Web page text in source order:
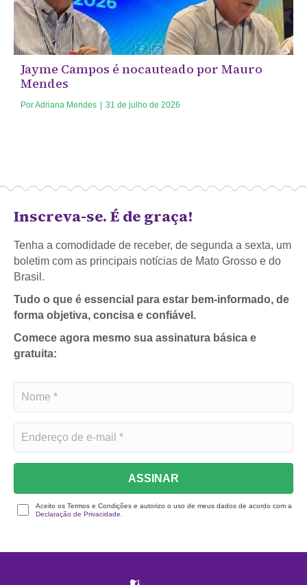
Jayme Campos é nocauteado por Mauro
Mendes
PorAdriana Mendes 31 de julho de 2026
Inscreva-se. É de graça!
Tenha a comodidade de receber, de segunda a sexta, um
boletim com as principais notícias de Mato Grosso e do
Brasil.
Tudo o que é essencial para estar bem-informado, de
forma objetiva, concisa e confiável.
Comece agora mesmo sua assinatura básica e
gratuita:
ASSINAR
Aceito os Termos e Condições e autorizo o uso de meus dados de acordo com a
Declaração de Privacidade.